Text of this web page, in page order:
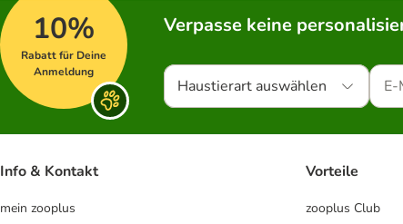
10%
Rabatt für Deine
Anmeldung
Verpasse keine
Haustierart auswählen
Info & Kontakt
mein zooplus
Vorteile
zooplus Club